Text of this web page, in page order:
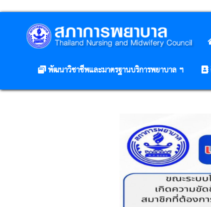
พัฒนาวิชาชีพและมาตรฐานบริการพยาบาล ฯ